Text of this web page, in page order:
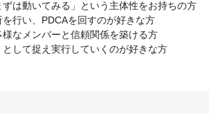
は動いてみる」という主体性をお持ちの方
行い、PDCAを回すのが好きな方
なメンバーと信頼関係を築ける方
して捉え実行していくのが好きな方